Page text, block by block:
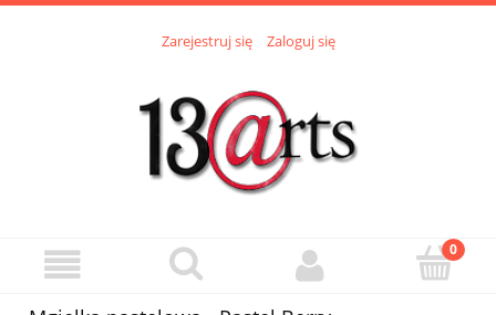
Zarejestruj się Zaloguj się